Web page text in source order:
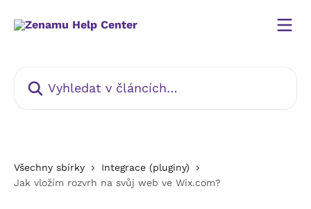
Všechny sbírky
Integrace (pluginy)
Jak vložím rozvrh na svůj web ve Wix.com?